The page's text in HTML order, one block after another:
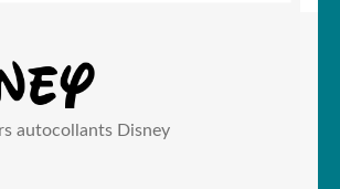
autocollants Disney